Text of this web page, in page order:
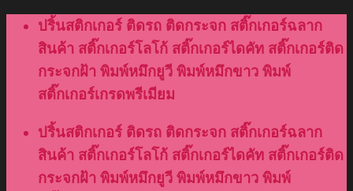
Skip
content
ปริ้นสติกเกอร์ ติดรถ ติดกระจก สติ๊กเกอร์ฉลาก
สินค้า สติ๊กเกอร์โลโก้ สติ๊กเกอร์ไดคัท สติ๊กเกอร์ติด
กระจกฝ้า พิมพ์หมึกยูวี พิมพ์หมึกขาว พิมพ์
สติ๊กเกอร์เกรดพรีเมียม
ปริ้นสติกเกอร์ ติดรถ ติดกระจก สติ๊กเกอร์ฉลาก
สินค้า สติ๊กเกอร์โลโก้ สติ๊กเกอร์ไดคัท สติ๊กเกอร์ติด
กระจกฝ้า พิมพ์หมึกยูวี พิมพ์หมึกขาว พิมพ์